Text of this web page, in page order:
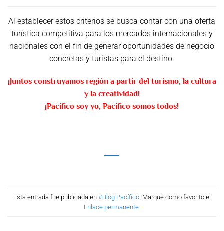
Al establecer estos criterios se busca contar con una oferta
turística competitiva para los mercados internacionales y
nacionales con el fin de generar oportunidades de negocio
concretas y turistas para el destino.
¡Juntos construyamos región a partir del turismo, la cultura
y la creatividad!
¡Pacífico soy yo, Pacífico somos todos!
Esta entrada fue publicada en #Blog Pacífico. Marque como favorito el
Enlace permanente.